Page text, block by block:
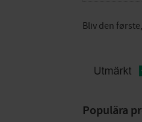
Bliv den
Populära